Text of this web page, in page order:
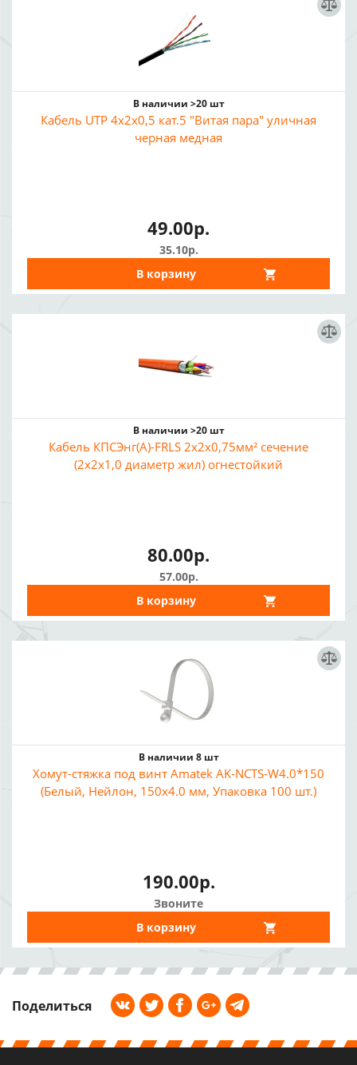
В наличии >20 шт
Кабель UTP 4x2x0,5 кат.5 "Витая пара" уличная
черная медная
49.00р.
35.10р.
В корзину
В наличии >20 шт
Кабель КПСЭнг(А)-FRLS 2x2x0,75мм² сечение
(2x2x1,0 диаметр жил) огнестойкий
80.00р.
57.00р.
В корзину
В наличии 8 шт
Хомут-стяжка под винт Amatek AK-NCTS-W4.0*150
(Белый, Нейлон, 150x4.0 мм, Упаковка 100 шт.)
190.00р.
Звоните
В корзину
Поделиться